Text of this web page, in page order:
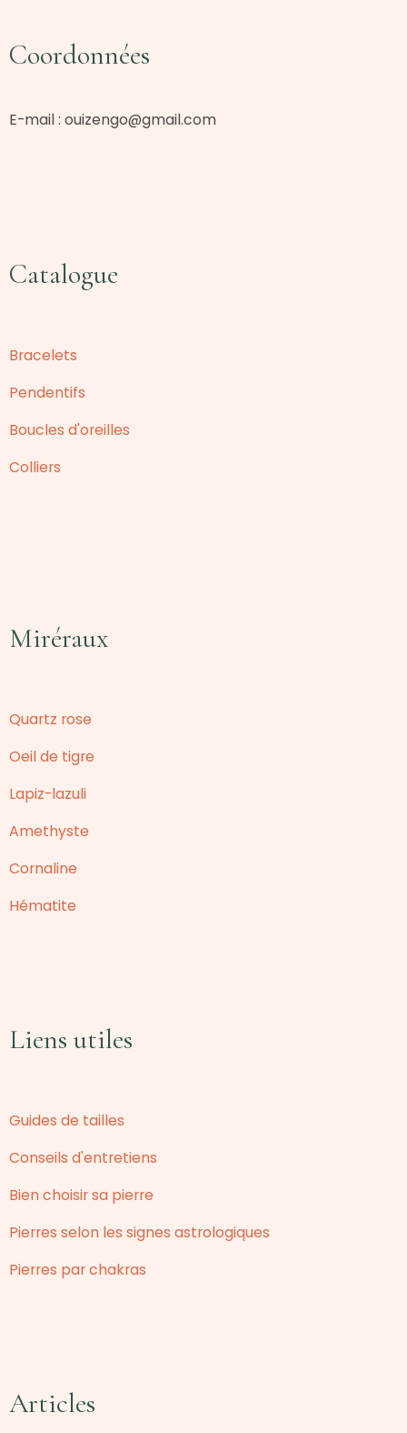
Coordonnées
E-mail : ouizengo@gmail.com
Catalogue
Bracelets
Pendentifs
Boucles d'oreilles
Colliers
Miréraux
Quartz rose
Oeil de tigre
Lapiz-lazuli
Amethyste
Cornaline
Hématite
Liens utiles
Guides de tailles
Conseils d'entretiens
Bien choisir sa pierre
Pierres selon les signes astrologiques
Pierres par chakras
Articles